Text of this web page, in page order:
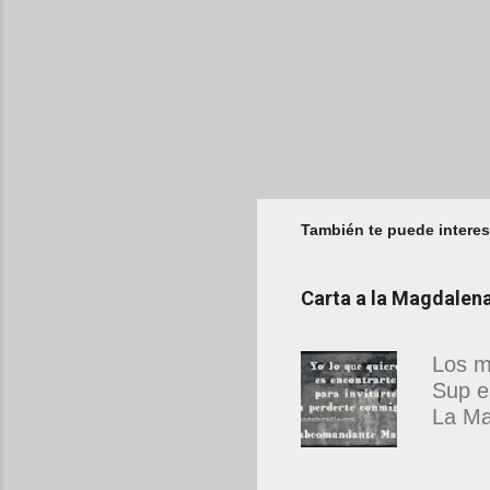
También te puede
Carta a la
Los
Sup
La
que